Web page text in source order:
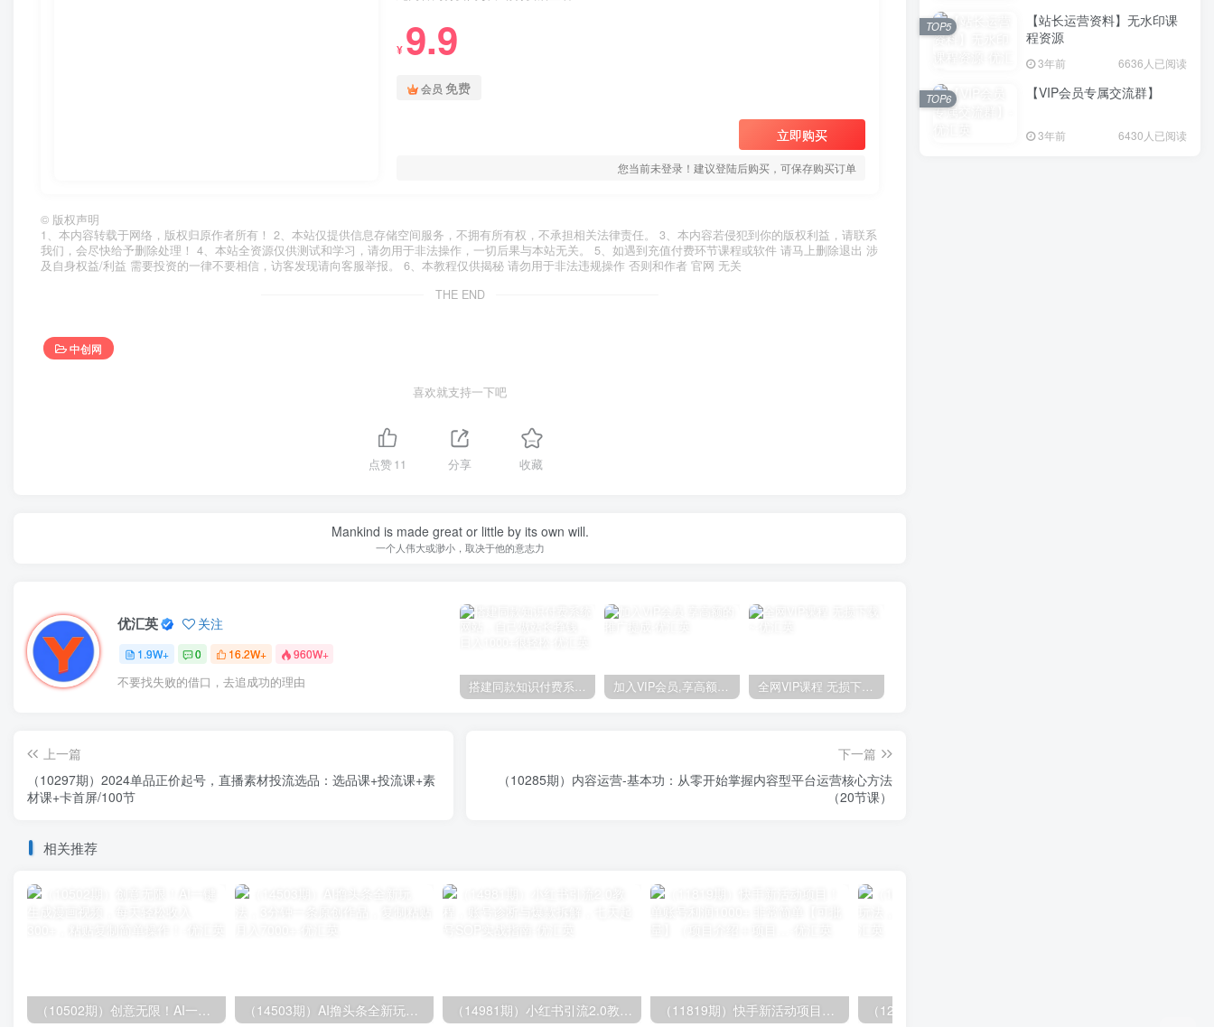
¥ 9.9
会员 免费
立即购买
您当前未登录！建议登陆后购买，可保存购买订单
© 版权声明
1、本内容转载于网络，版权归原作者所有！ 2、本站仅提供信息存储空间服务，不拥有所有权，不承担相关法律责任。 3、本内容若侵犯到你的版权利益，请联系
我们，会尽快给予删除处理！ 4、本站全资源仅供测试和学习，请勿用于非法操作，一切后果与本站无关。 5、如遇到充值付费环节课程或软件 请马上删除退出 涉
及自身权益/利益 需要投资的一律不要相信，访客发现请向客服举报。 6、本教程仅供揭秘 请勿用于非法违规操作 否则和作者 官网 无关
THE END
中创网
喜欢就支持一下吧
点赞11 分享 收藏
Mankind is made great or little by its own will.
一个人伟大或渺小，取决于他的意志力
优汇英 关注
1.9W+ 0 16.2W+ 960W+
不要找失败的借口，去追成功的理由 搭建同款知识付费系统网站，自己做站长挣钱，日入1000+很轻松 加入VIP会员,享高额的推广提成 全网VIP课程 无损下载~
上一篇
（10297期）2024单品正价起号，直播素材投流选品：选品课+投流课+素
材课+卡首屏/100节
下一篇
（10285期）内容运营-基本功：从零开始掌握内容型平台运营核心方法
（20节课）
相关推荐
【站长运营资料】无水印课
程资源
3年前 6636人已阅读
TOP5
【VIP会员专属交流群】
3年前 6430人已阅读
TOP6